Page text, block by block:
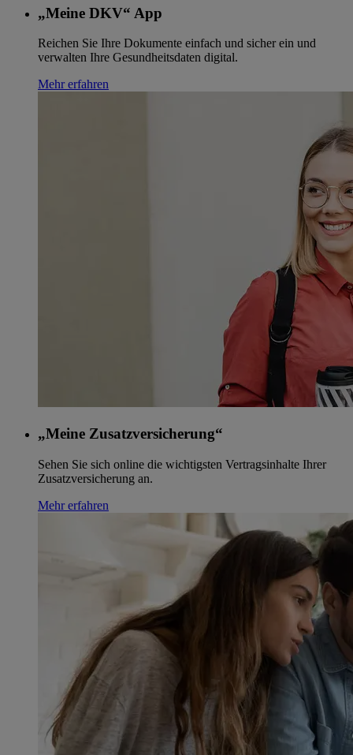
„Meine DKV“ App
Reichen Sie Ihre Dokumente einfach und sicher ein und
verwalten Ihre Gesundheitsdaten digital.
Mehr erfahren
„Meine Zusatzversicherung“
Sehen Sie sich online die wichtigsten Vertragsinhalte Ihrer
Zusatzversicherung an.
Mehr erfahren